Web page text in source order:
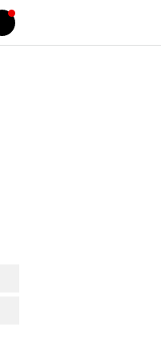
Iniciar
sesión